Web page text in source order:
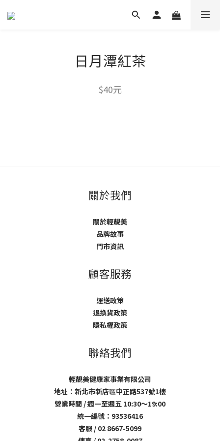
日月潭紅茶
$40元
關於我們
關於輕靚美
品牌故事
門市資訊
顧客服務
運送政策
退換貨政策
隱私權政策
聯絡我們
輕靚美健康家事業有限公司
地址：新北市新店區中正路537號1樓
營業時間 / 週一至週五 10:30～19:00
統一編號：93536416
客服 / 02 8667-5099